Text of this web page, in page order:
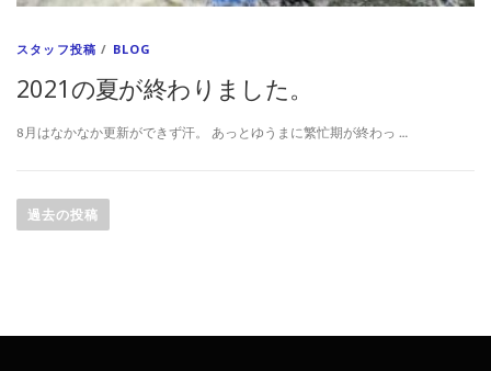
スタッフ投稿 / BLOG
2021の夏が終わりました。
8月はなかなか更新ができず汗。 あっとゆうまに繁忙期が終わっ …
稿
ナ
ー
過去の投稿